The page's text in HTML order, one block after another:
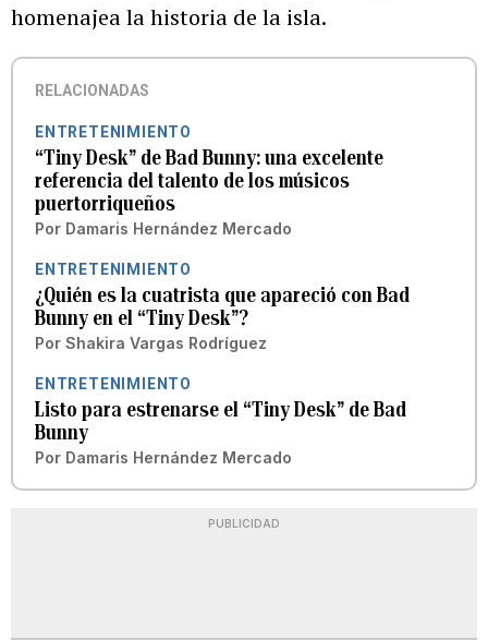
homenajea la historia de la isla.
RELACIONADAS
ENTRETENIMIENTO
“Tiny Desk” de Bad Bunny: una excelente
referencia del talento de los músicos
puertorriqueños
Por Damaris Hernández Mercado
ENTRETENIMIENTO
¿Quién es la cuatrista que apareció con Bad
Bunny en el “Tiny Desk”?
Por Shakira Vargas Rodríguez
ENTRETENIMIENTO
Listo para estrenarse el “Tiny Desk” de Bad
Bunny
Por Damaris Hernández Mercado
PUBLICIDAD